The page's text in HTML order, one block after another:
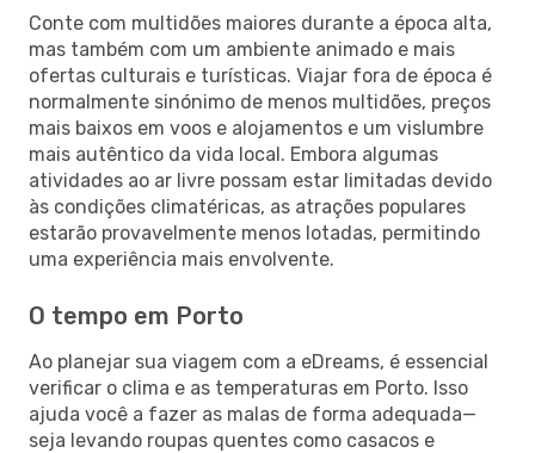
Conte com multidões maiores durante a época alta,
mas também com um ambiente animado e mais
ofertas culturais e turísticas. Viajar fora de época é
normalmente sinónimo de menos multidões, preços
mais baixos em voos e alojamentos e um vislumbre
mais autêntico da vida local. Embora algumas
atividades ao ar livre possam estar limitadas devido
às condições climatéricas, as atrações populares
estarão provavelmente menos lotadas, permitindo
uma experiência mais envolvente.
O tempo em Porto
Ao planejar sua viagem com a eDreams, é essencial
verificar o clima e as temperaturas em Porto. Isso
ajuda você a fazer as malas de forma adequada—
seja levando roupas quentes como casacos e